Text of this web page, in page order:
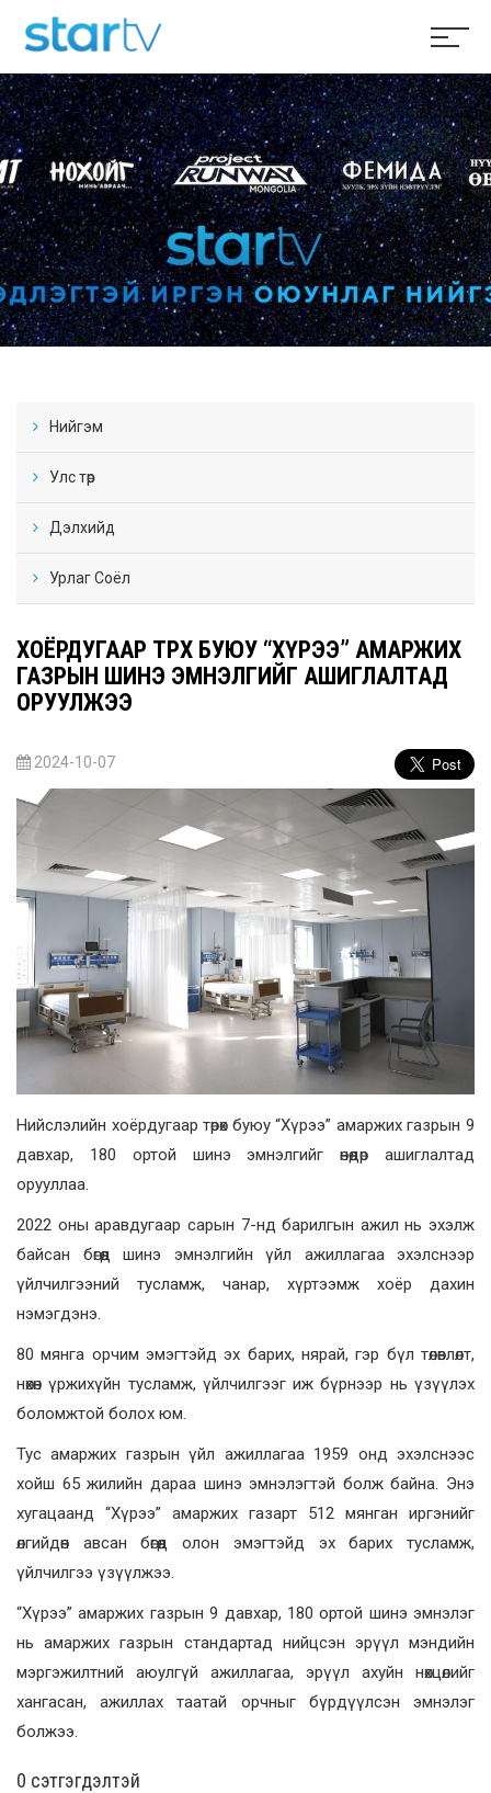
Нийгэм
Улс төр
Дэлхийд
Урлаг Соёл
ХОЁРДУГААР ТӨРӨХ БУЮУ “ХҮРЭЭ” АМАРЖИХ
ГАЗРЫН ШИНЭ ЭМНЭЛГИЙГ АШИГЛАЛТАД
ОРУУЛЖЭЭ
2024-10-07
Нийслэлийн хоёрдугаар төрөх буюу “Хүрээ” амаржих газрын 9
давхар, 180 ортой шинэ эмнэлгийг өнөөдөр ашиглалтад
орууллаа.
2022 оны аравдугаар сарын 7-нд барилгын ажил нь эхэлж
байсан бөгөөд шинэ эмнэлгийн үйл ажиллагаа эхэлснээр
үйлчилгээний тусламж, чанар, хүртээмж хоёр дахин
нэмэгдэнэ.
80 мянга орчим эмэгтэйд эх барих, нярай, гэр бүл төлөвлөлт,
нөхөн үржихүйн тусламж, үйлчилгээг иж бүрнээр нь үзүүлэх
боломжтой болох юм.
Тус амаржих газрын үйл ажиллагаа 1959 онд эхэлснээс
хойш 65 жилийн дараа шинэ эмнэлэгтэй болж байна. Энэ
хугацаанд “Хүрээ” амаржих газарт 512 мянган иргэнийг
өлгийдөн авсан бөгөөд олон эмэгтэйд эх барих тусламж,
үйлчилгээ үзүүлжээ.
“Хүрээ” амаржих газрын 9 давхар, 180 ортой шинэ эмнэлэг
нь амаржих газрын стандартад нийцсэн эрүүл мэндийн
мэргэжилтний аюулгүй ажиллагаа, эрүүл ахуйн нөхцөлийг
хангасан, ажиллах таатай орчныг бүрдүүлсэн эмнэлэг
болжээ.
0 cэтгэгдэлтэй